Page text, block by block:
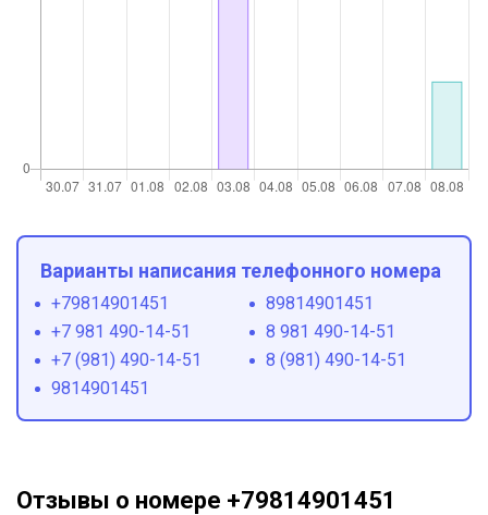
Варианты написания телефонного номера
+79814901451
89814901451
+7 981 490-14-51
8 981 490-14-51
+7 (981) 490-14-51
8 (981) 490-14-51
9814901451
Отзывы о номере +79814901451